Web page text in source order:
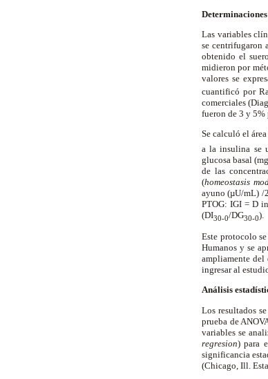
Las variables
se centrifugaron
obtenido el
midieron por
valores se
cuantificó por
comerciales
fueron de 3 y 5%
Se calculó el
a la insulina se
glucosa basal
de las
(homeostasis
ayuno (µU/mL) /
PTOG: IGI = D
(DI30-0/DG30-0).
Este protocolo
Humanos y se
ampliamente del
ingresar al
Análisis
Los resultados
prueba de
variables se
regresion) para
significancia
(Chicago, Ill.